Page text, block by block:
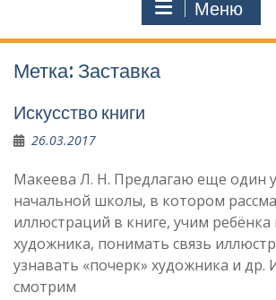
Меню
Метка: Заставка
Искусство книги
26.03.2017
Макеева Л. Н. Предлагаю еще один
начальной школы, в котором
иллюстраций в книге, учим ребёнка
художника, понимать связь
узнавать «почерк» художника и др.
смотрим